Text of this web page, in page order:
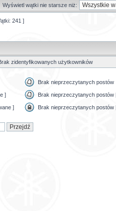
Wyświetl wątki nie starsze niż:
241 ]
zidentyfikowanych użytkowników
Brak nieprzeczytanych postów
] Brak nieprzeczytanych postów
] Brak nieprzeczytanych postów